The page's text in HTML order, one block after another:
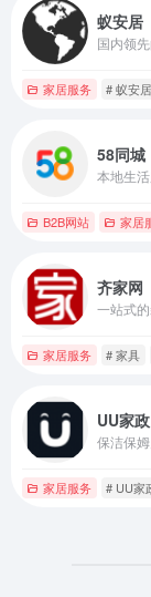
蚁安居
国内领
家居服务 # 蚁安居
58同城
B2B网站 家居
齐家网
一站式
家居服务 # 家具
UU家政
家居服务 # UU家